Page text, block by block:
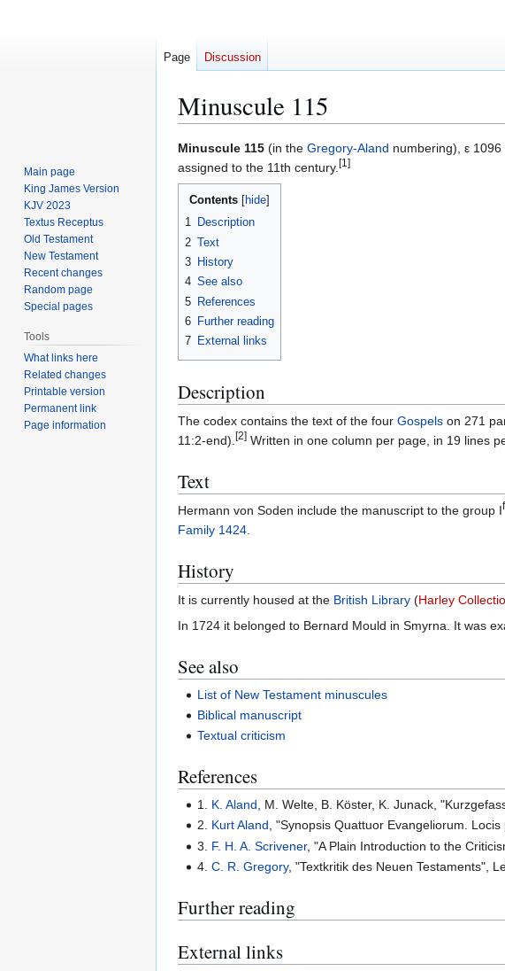
Minuscule 115
Jump
to
navigation
Jump
to
search
Minuscule 115 (in the Gregory-Aland numbering), ε 1096
assigned to the 11th century. [1]
Contents
1 Description
2 Text
3 History
4 See also
5 References
6 Further reading
7 External links
Description
The codex contains the text of the four Gospels on 271
11:2-end). [2] Written in one column per page, in 19 lines
Text
Hermann von Soden include the manuscript to the group I
Family 1424.
History
It is currently housed at the British Library (Harley
In 1724 it belonged to Bernard Mould in Smyrna. It was
See also
List of New Testament minuscules
Biblical manuscript
Textual criticism
References
1. K. Aland , M. Welte, B. Köster, K. Junack,
2. Kurt Aland , "Synopsis Quattuor Evangeliorum.
3. F. H. A. Scrivener, "A Plain Introduction to the
4.C. R. Gregory, "Textkritik des Neuen Testaments",
Further reading
External links
Page Discussion
Main page
King James Version
KJV 2023
Textus Receptus
Old Testament
New Testament
Recent changes
Random page
Special pages
Tools
What links here
Related changes
Printable version
Permanent link
Page information